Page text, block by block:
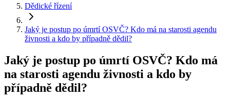
Dědické řízení
Jaký je postup po úmrtí OSVČ? Kdo má na starosti agendu
živnosti a kdo by případně dědil?
Jaký je postup po úmrtí OSVČ? Kdo má
na starosti agendu živnosti a kdo by
případně dědil?